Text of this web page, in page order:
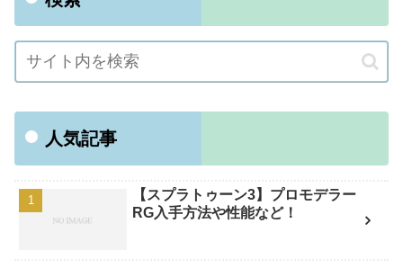
人気記事
【スプラトゥーン3】プロモデラー
RG入手方法や性能など！